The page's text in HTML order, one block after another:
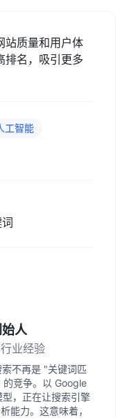
站质量和用户体
排名，吸引更多
工智能
人
业经验
不再是 "关键词匹
竞争。以 Google
，正在让搜索引擎
能力。这意味着，